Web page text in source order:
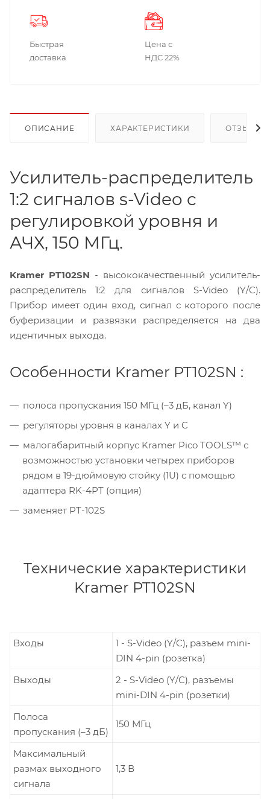
Быстрая
доставка
Цена с
НДС 22%
ОПИСАНИЕ ХАРАКТЕРИСТИКИ ОТЗЫВЫ
Усилитель-распределитель
1:2 сигналов s-Video c
регулировкой уровня и
АЧХ, 150 МГц.
Kramer PT102SN - высококачественный усилитель-
распределитель 1:2 для сигналов S-Video (Y/C).
Прибор имеет один вход, сигнал с которого после
буферизации и развязки распределяется на два
идентичных выхода.
Особенности Kramer PT102SN :
полоса пропускания 150 МГц (–3 дБ, канал Y)
регуляторы уровня в каналах Y и C
малогабаритный корпус Kramer Pico TOOLS™ с
возможностью установки четырех приборов
рядом в 19-дюймовую стойку (1U) с помощью
адаптера RK-4PT (опция)
заменяет PT-102S
Технические характеристики
Kramer PT102SN
Входы
1 - S-Video (Y/C), разъем mini-
DIN 4-pin (розетка)
Выходы
2 - S-Video (Y/C), разъемы
mini-DIN 4-pin (розетки)
Полоса
пропускания (–3 дБ)
150 МГц
Максимальный
размах выходного
сигнала
1,3 В